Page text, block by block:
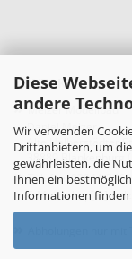
Diese
andere
Wir verwenden
Drittanbietern, um
gewährleisten, die
Ihnen ein
Informationen finden
KONTAKT
» Melzer Modellbau
Daniel Melzer
Alte Halberstädter
38889 Blankenburg
» Telefon: 03944-
E-Mail:
Abholungen nur